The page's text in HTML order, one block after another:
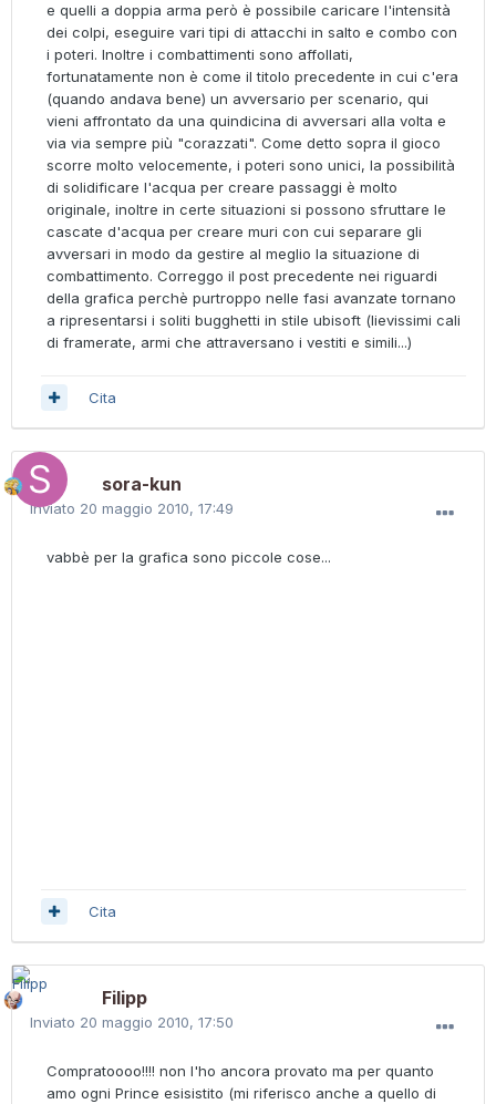
e quelli a doppia arma però è possibile caricare l'intensità
dei colpi, eseguire vari tipi di attacchi in salto e combo con
i poteri. Inoltre i combattimenti sono affollati,
fortunatamente non è come il titolo precedente in cui c'era
(quando andava bene) un avversario per scenario, qui
vieni affrontato da una quindicina di avversari alla volta e
via via sempre più "corazzati". Come detto sopra il gioco
scorre molto velocemente, i poteri sono unici, la possibilità
di solidificare l'acqua per creare passaggi è molto
originale, inoltre in certe situazioni si possono sfruttare le
cascate d'acqua per creare muri con cui separare gli
avversari in modo da gestire al meglio la situazione di
combattimento. Correggo il post precedente nei riguardi
della grafica perchè purtroppo nelle fasi avanzate tornano
a ripresentarsi i soliti bugghetti in stile ubisoft (lievissimi cali
di framerate, armi che attraversano i vestiti e simili...)
Cita
sora-kun
Inviato 20 maggio 2010, 17:49
vabbè per la grafica sono piccole cose...
Cita
Filipp
Inviato 20 maggio 2010, 17:50
Compratoooo!!!! non l'ho ancora provato ma per quanto
amo ogni Prince esisistito (mi riferisco anche a quello di